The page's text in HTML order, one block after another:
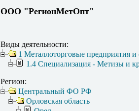
ООО "РегионМетОпт"
Виды деятельности:
1 Металлоторговые предприятия
1.4 Специализация - Метизы и
Регион:
Центральный ФО РФ
Орловская область